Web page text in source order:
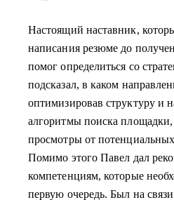
Настоящий наставник,
написания резюме до
помог определиться со
подсказал, в каком
оптимизировав структуру и
алгоритмы поиска площадки,
просмотры от потенциальных
Помимо этого Павел дал
компетенциям, которые
первую очередь. Был на